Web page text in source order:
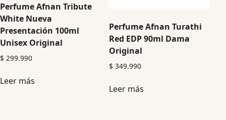
Perfume Afnan Tribute
White Nueva
Presentación 100ml
Unisex Original
$ 299.990
Leer más
Perfume Afnan Turathi
Red EDP 90ml Dama
Original
$ 349.990
Leer más